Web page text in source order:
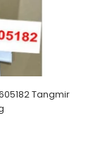
Tangmir